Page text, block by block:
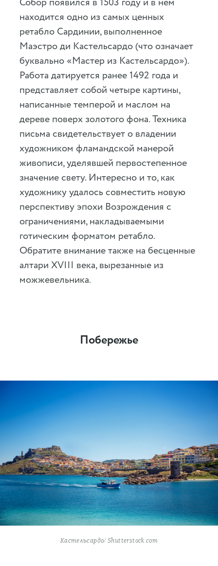
находится одно из самых ценных
ретабло Сардинии, выполненное
Маэстро ди Кастельсардо (что означает
буквально «Мастер из Кастельсардо»).
Работа датируется ранее 1492 года и
представляет собой четыре картины,
написанные темперой и маслом на
дереве поверх золотого фона. Техника
письма свидетельствует о владении
художником фламандской манерой
живописи, уделявшей первостепенное
значение свету. Интересно и то, как
художнику удалось совместить новую
перспективу эпохи Возрождения с
ограничениями, накладываемыми
готическим форматом ретабло.
Обратите внимание также на бесценные
алтари XVIII века, вырезанные из
можжевельника.
Побережье
Кастельсардо/ Shutterstock.com